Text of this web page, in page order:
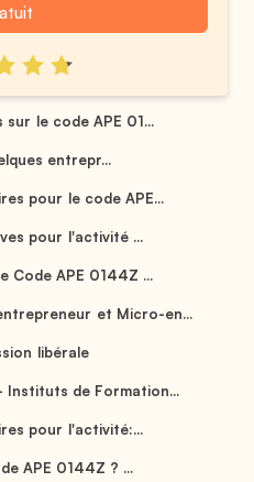
le code APE 01...
entrepr...
pour le code APE...
pour l'activité ...
Code APE 0144Z ...
et Micro-en...
libérale
Instituts de Formation...
pour l'activité:...
APE 0144Z ? ...